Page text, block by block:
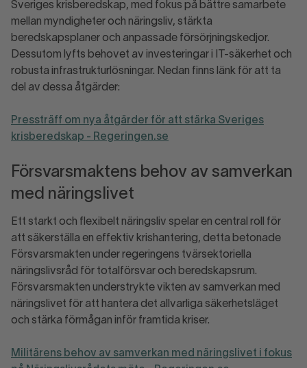
Sveriges krisberedskap, med fokus på bättre samarbete
mellan myndigheter och näringsliv, stärkta
beredskapsplaner och anpassade försörjningskedjor.
Dessutom lyfts behovet av investeringar i IT-säkerhet och
robusta infrastrukturlösningar. Nedan finns länk för att ta
del av dessa åtgärder:
Pressträff om nya åtgärder för att stärka Sveriges
krisberedskap - Regeringen.se
Försvarsmaktens behov av samverkan
med näringslivet
Ett starkt och flexibelt näringsliv spelar en central roll för
att säkerställa en effektiv krishantering, detta betonade
Försvarsmakten under regeringens tvärsektoriella
näringslivsråd för totalförsvar och beredskapsrum.
Försvarsmakten understrykte vikten av samverkan med
näringslivet för att hantera det allvarliga säkerhetsläget
och stärka förmågan inför framtida kriser.
Militärens behov av samverkan med näringslivet i fokus